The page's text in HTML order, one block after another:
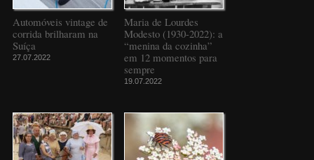
Automóveis vintage de
corrida brilharam na
Suíça
27.07.2022
Maria de Lourdes
Modesto (1930-2022): a
“menina da cozinha”
em 12 momentos para
sempre
19.07.2022